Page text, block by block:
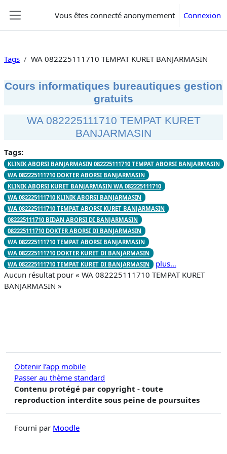
Vous êtes connecté anonymement Connexion
Tags WA 082225111710 TEMPAT KURET BANJARMASIN
Cours informatiques bureautiques gestion
gratuits
WA 082225111710 TEMPAT KURET
BANJARMASIN
Tags:
KLINIK ABORSI BANJARMASIN 082225111710 TEMPAT ABORSI BANJARMASIN
WA 082225111710 DOKTER ABORSI BANJARMASIN
KLINIK ABORSI KURET BANJARMASIN WA 082225111710
WA 082225111710 KLINIK ABORSI BANJARMASIN
WA 082225111710 TEMPAT ABORSI KURET BANJARMASIN
082225111710 BIDAN ABORSI DI BANJARMASIN
082225111710 DOKTER ABORSI DI BANJARMASIN
WA 082225111710 TEMPAT ABORSI BANJARMASIN
WA 082225111710 DOKTER KURET DI BANJARMASIN
WA 082225111710 TEMPAT KURET DI BANJARMASIN
plus…
Aucun résultat pour « WA 082225111710 TEMPAT KURET
BANJARMASIN »
Obtenir l’app mobile
Passer au thème standard
Contenu protégé par copyright - toute
reproduction interdite sous peine de poursuites
Fourni par Moodle